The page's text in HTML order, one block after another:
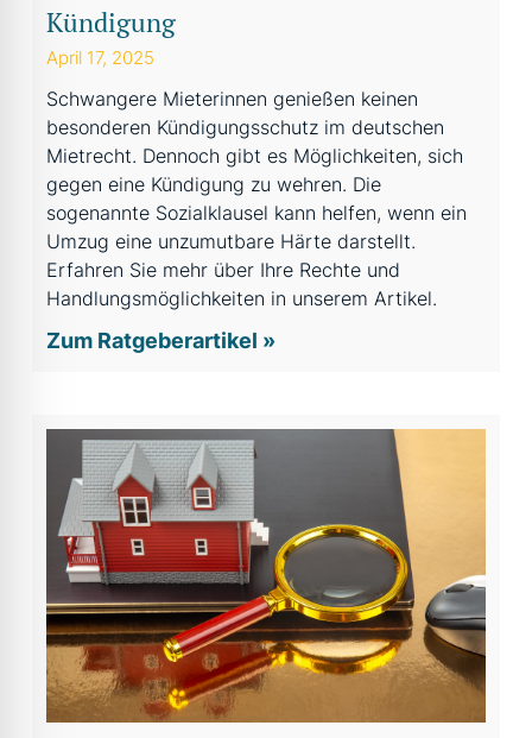
Kündigung
April 17, 2025
Schwangere Mieterinnen genießen keinen
besonderen Kündigungsschutz im deutschen
Mietrecht. Dennoch gibt es Möglichkeiten, sich
gegen eine Kündigung zu wehren. Die
sogenannte Sozialklausel kann helfen, wenn ein
Umzug eine unzumutbare Härte darstellt.
Erfahren Sie mehr über Ihre Rechte und
Handlungsmöglichkeiten in unserem Artikel.
Zum Ratgeberartikel »